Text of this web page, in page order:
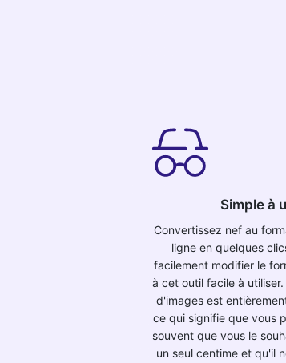
Simple à
Convertissez nef au
ligne en quelques
facilement modifier le
à cet outil facile à
d'images est
ce qui signifie que vous
souvent que vous le
un seul centime et qu'il